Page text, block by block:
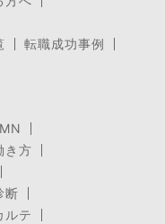
転職成功事例
き方
断
ルテ